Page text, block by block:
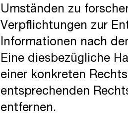
Umständen zu
Verpflichtungen zur
Informationen nach
Eine diesbezügliche
einer konkreten
entsprechenden
entfernen.